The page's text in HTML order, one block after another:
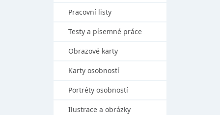
Pracovní listy
Testy a písemné práce
Obrazové karty
Karty osobností
Portréty osobností
Ilustrace a obrázky